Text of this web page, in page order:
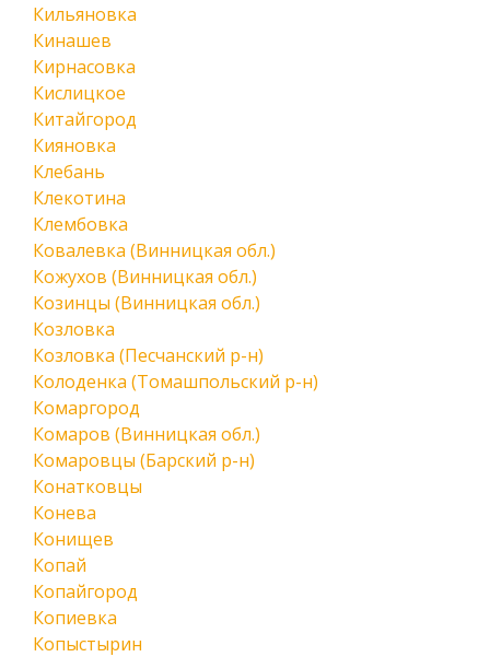
Кильяновка
Кинашев
Кирнасовка
Кислицкое
Китайгород
Кияновка
Клебань
Клекотина
Клембовка
Ковалевка (Винницкая обл.)
Кожухов (Винницкая обл.)
Козинцы (Винницкая обл.)
Козловка
Козловка (Песчанский р-н)
Колоденка (Томашпольский р-н)
Комаргород
Комаров (Винницкая обл.)
Комаровцы (Барский р-н)
Конатковцы
Конева
Конищев
Копай
Копайгород
Копиевка
Копыстырин